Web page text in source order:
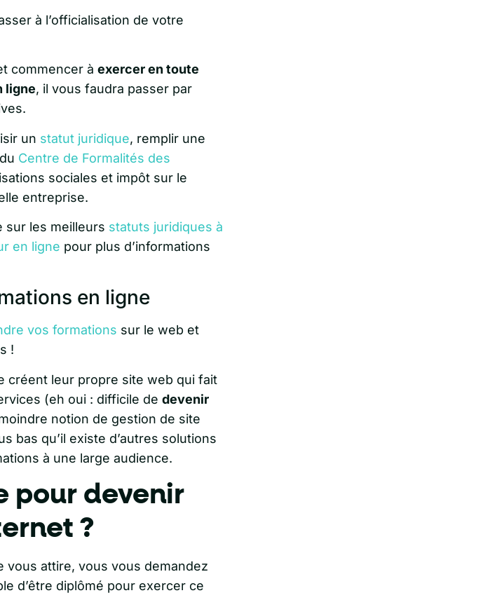
à l’officialisation de votre
commencer à exercer en toute
ligne, il vous faudra passer par
un statut juridique, remplir une
Centre de Formalités des
sociales et impôt sur le
entreprise.
sur les meilleurs statuts juridiques à
en ligne pour plus d’informations
en ligne
vos formations sur le web et
!
créent leur propre site web qui fait
(eh oui : difficile de devenir
notion de gestion de site
bas qu’il existe d’autres solutions
à une large audience.
pour devenir
?
vous attire, vous vous demandez
d’être diplômé pour exercer ce